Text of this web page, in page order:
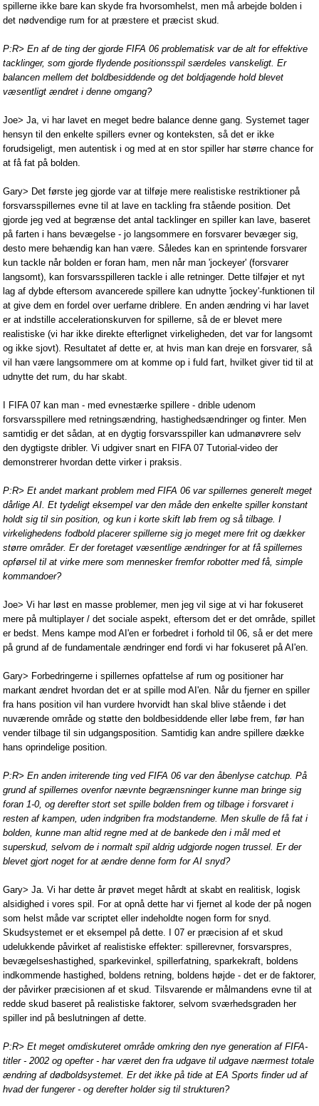
spillerne ikke bare kan skyde fra hvorsomhelst, men må arbejde bolden i
det nødvendige rum for at præstere et præcist skud.
P:R> En af de ting der gjorde FIFA 06 problematisk var de alt for effektive
tacklinger, som gjorde flydende positionsspil særdeles vanskeligt. Er
balancen mellem det boldbesiddende og det boldjagende hold blevet
væsentligt ændret i denne omgang?
Joe> Ja, vi har lavet en meget bedre balance denne gang. Systemet tager
hensyn til den enkelte spillers evner og konteksten, så det er ikke
forudsigeligt, men autentisk i og med at en stor spiller har større chance for
at få fat på bolden.
Gary> Det første jeg gjorde var at tilføje mere realistiske restriktioner på
forsvarsspillernes evne til at lave en tackling fra stående position. Det
gjorde jeg ved at begrænse det antal tacklinger en spiller kan lave, baseret
på farten i hans bevægelse - jo langsommere en forsvarer bevæger sig,
desto mere behændig kan han være. Således kan en sprintende forsvarer
kun tackle når bolden er foran ham, men når man 'jockeyer' (forsvarer
langsomt), kan forsvarsspilleren tackle i alle retninger. Dette tilføjer et nyt
lag af dybde eftersom avancerede spillere kan udnytte 'jockey'-funktionen til
at give dem en fordel over uerfarne driblere. En anden ændring vi har lavet
er at indstille accelerationskurven for spillerne, så de er blevet mere
realistiske (vi har ikke direkte efterlignet virkeligheden, det var for langsomt
og ikke sjovt). Resultatet af dette er, at hvis man kan dreje en forsvarer, så
vil han være langsommere om at komme op i fuld fart, hvilket giver tid til at
udnytte det rum, du har skabt.
I FIFA 07 kan man - med evnestærke spillere - drible udenom
forsvarsspillere med retningsændring, hastighedsændringer og finter. Men
samtidig er det sådan, at en dygtig forsvarsspiller kan udmanøvrere selv
den dygtigste dribler. Vi udgiver snart en FIFA 07 Tutorial-video der
demonstrerer hvordan dette virker i praksis.
P:R> Et andet markant problem med FIFA 06 var spillernes generelt meget
dårlige AI. Et tydeligt eksempel var den måde den enkelte spiller konstant
holdt sig til sin position, og kun i korte skift løb frem og så tilbage. I
virkelighedens fodbold placerer spillerne sig jo meget mere frit og dækker
større områder. Er der foretaget væsentlige ændringer for at få spillernes
opførsel til at virke mere som mennesker fremfor robotter med få, simple
kommandoer?
Joe> Vi har løst en masse problemer, men jeg vil sige at vi har fokuseret
mere på multiplayer / det sociale aspekt, eftersom det er det område, spillet
er bedst. Mens kampe mod AI'en er forbedret i forhold til 06, så er det mere
på grund af de fundamentale ændringer end fordi vi har fokuseret på AI'en.
Gary> Forbedringerne i spillernes opfattelse af rum og positioner har
markant ændret hvordan det er at spille mod AI'en. Når du fjerner en spiller
fra hans position vil han vurdere hvorvidt han skal blive stående i det
nuværende område og støtte den boldbesiddende eller løbe frem, før han
vender tilbage til sin udgangsposition. Samtidig kan andre spillere dække
hans oprindelige position.
P:R> En anden irriterende ting ved FIFA 06 var den åbenlyse catchup. På
grund af spillernes ovenfor nævnte begrænsninger kunne man bringe sig
foran 1-0, og derefter stort set spille bolden frem og tilbage i forsvaret i
resten af kampen, uden indgriben fra modstanderne. Men skulle de få fat i
bolden, kunne man altid regne med at de bankede den i mål med et
superskud, selvom de i normalt spil aldrig udgjorde nogen trussel. Er der
blevet gjort noget for at ændre denne form for AI snyd?
Gary> Ja. Vi har dette år prøvet meget hårdt at skabt en realitisk, logisk
alsidighed i vores spil. For at opnå dette har vi fjernet al kode der på nogen
som helst måde var scriptet eller indeholdte nogen form for snyd.
Skudsystemet er et eksempel på dette. I 07 er præcision af et skud
udelukkende påvirket af realistiske effekter: spillerevner, forsvarspres,
bevægelseshastighed, sparkevinkel, spillerfatning, sparkekraft, boldens
indkommende hastighed, boldens retning, boldens højde - det er de faktorer,
der påvirker præcisionen af et skud. Tilsvarende er målmandens evne til at
redde skud baseret på realistiske faktorer, selvom sværhedsgraden her
spiller ind på beslutningen af dette.
P:R> Et meget omdiskuteret område omkring den nye generation af FIFA-
titler - 2002 og opefter - har været den fra udgave til udgave nærmest totale
ændring af dødboldsystemet. Er det ikke på tide at EA Sports finder ud af
hvad der fungerer - og derefter holder sig til strukturen?